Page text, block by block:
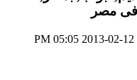
05:05 PM